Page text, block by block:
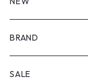
丸（9cm～ / 三寸皿）
丸（12cm～ / 四寸皿）
鉢・ボウル
小付・小鉢
飯碗・どんぶり
BRAND
喜鶴製陶
SALE